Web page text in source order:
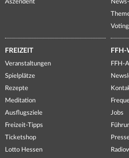
Aszendent
Voting
FREIZEIT
Veranstaltungen
Spielplätze
Rezepte
Meditation
Ausflugsziele
Freizeit-Tipps
Ticketshop
Lotto Hessen
FFH-
FFH-
Jobs